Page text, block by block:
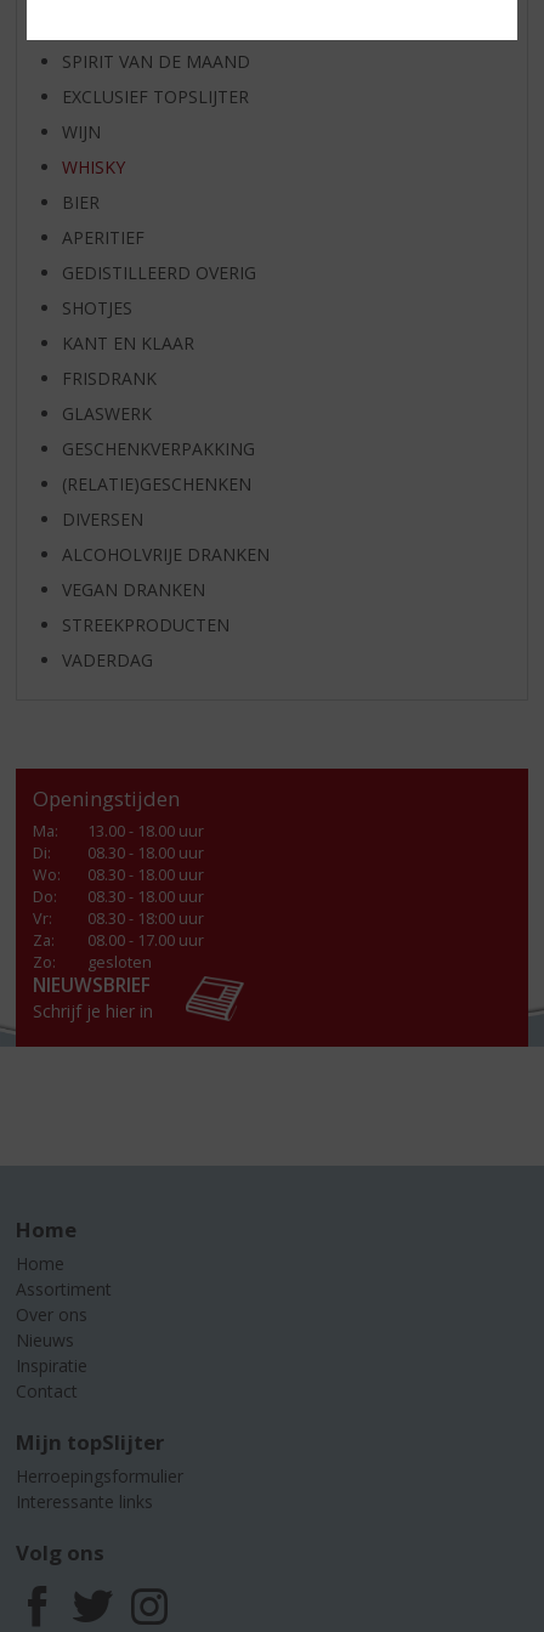
SPIRIT VAN DE MAAND
EXCLUSIEF TOPSLIJTER
WIJN
WHISKY
BIER
APERITIEF
GEDISTILLEERD OVERIG
SHOTJES
KANT EN KLAAR
FRISDRANK
GLASWERK
GESCHENKVERPAKKING
(RELATIE)GESCHENKEN
DIVERSEN
ALCOHOLVRIJE DRANKEN
VEGAN DRANKEN
STREEKPRODUCTEN
VADERDAG
Openingstijden
Ma:
13.00 - 18.00 uur
Di:
08.30 - 18.00 uur
Wo:
08.30 - 18.00 uur
Do:
08.30 - 18.00 uur
Vr:
08.30 - 18:00 uur
Za:
08.00 - 17.00 uur
Zo:
gesloten
NIEUWSBRIEF
Schrijf je hier in
Home
Home
Assortiment
Over ons
Nieuws
Inspiratie
Contact
Mijn topSlijter
Herroepingsformulier
Interessante links
Volg ons
F T I